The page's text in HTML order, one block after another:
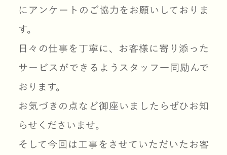
にアンケートのご協力をお願いしておりま
す。
日々の仕事を丁寧に、お客様に寄り添った
サービスができるようスタッフ一同励んで
おります。
お気づきの点など御座いましたらぜひお知
らせくださいませ。
そして今回は工事をさせていただいたお客